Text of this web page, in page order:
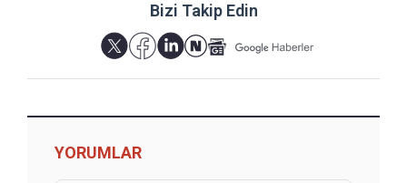
Bizi Takip Edin
YORUMLAR